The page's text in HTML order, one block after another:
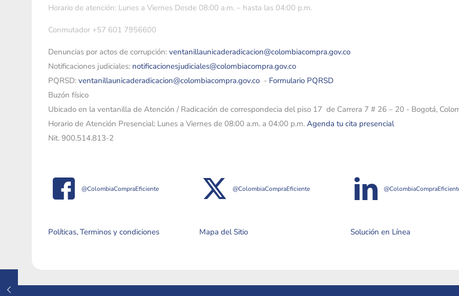
Horario de atención: Lunes a Viernes Desde 08:00 a.m. – hasta las 04:00 p.m.
Conmutador +57 601 7956600
Denuncias por actos de corrupción: ventanillaunicaderadicacion@colombiacompra.gov.co
Notificaciones judiciales: notificacionesjudiciales@colombiacompra.gov.co
PQRSD: ventanillaunicaderadicacion@colombiacompra.gov.co - Formulario PQRSD
Buzón físico
Ubicado en la ventanilla de Atención / Radicación de correspondecia del piso 17 de Carrera 7 # 26 – 20 - Bogotá,
Horario de Atención Presencial: Lunes a Viernes de 08:00 a.m. a 04:00 p.m. Agenda tu cita presencial
Nit. 900.514.813-2
@ColombiaCompraEficiente @ColombiaCompraEficiente
Políticas, Terminos y condiciones Mapa del Sitio Solución en Línea